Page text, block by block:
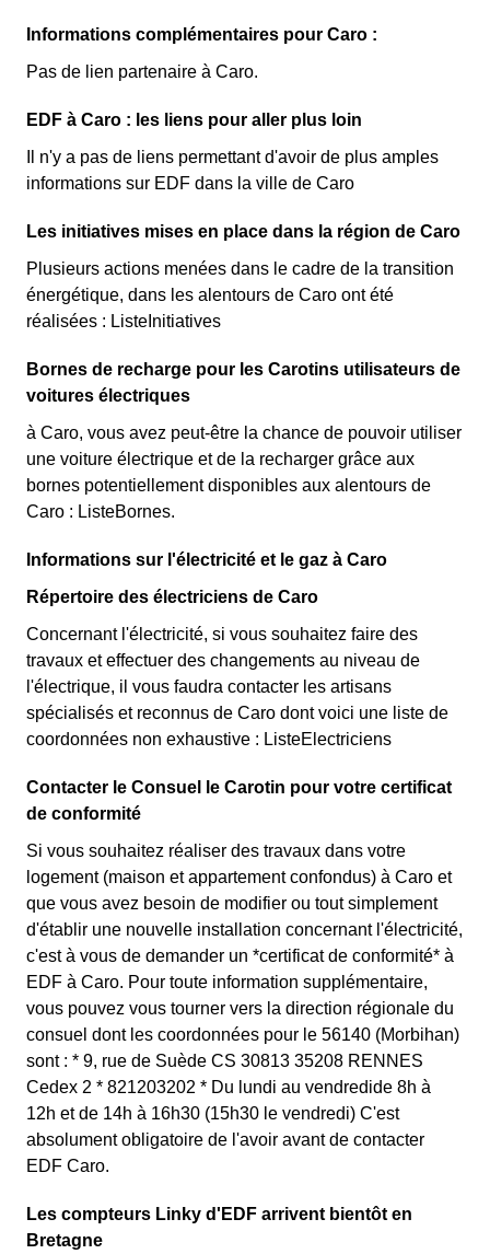
Informations complémentaires pour Caro :
Pas de lien partenaire à Caro.
EDF à Caro : les liens pour aller plus loin
Il n'y a pas de liens permettant d'avoir de plus amples
informations sur EDF dans la ville de Caro
Les initiatives mises en place dans la région de Caro
Plusieurs actions menées dans le cadre de la transition
énergétique, dans les alentours de Caro ont été
réalisées : ListeInitiatives
Bornes de recharge pour les Carotins utilisateurs de
voitures électriques
à Caro, vous avez peut-être la chance de pouvoir utiliser
une voiture électrique et de la recharger grâce aux
bornes potentiellement disponibles aux alentours de
Caro : ListeBornes.
Informations sur l'électricité et le gaz à Caro
Répertoire des électriciens de Caro
Concernant l'électricité, si vous souhaitez faire des
travaux et effectuer des changements au niveau de
l'électrique, il vous faudra contacter les artisans
spécialisés et reconnus de Caro dont voici une liste de
coordonnées non exhaustive : ListeElectriciens
Contacter le Consuel le Carotin pour votre certificat
de conformité
Si vous souhaitez réaliser des travaux dans votre
logement (maison et appartement confondus) à Caro et
que vous avez besoin de modifier ou tout simplement
d'établir une nouvelle installation concernant l'électricité,
c'est à vous de demander un *certificat de conformité* à
EDF à Caro. Pour toute information supplémentaire,
vous pouvez vous tourner vers la direction régionale du
consuel dont les coordonnées pour le 56140 (Morbihan)
sont : * 9, rue de Suède CS 30813 35208 RENNES
Cedex 2 * 821203202 * Du lundi au vendredide 8h à
12h et de 14h à 16h30 (15h30 le vendredi) C'est
absolument obligatoire de l'avoir avant de contacter
EDF Caro.
Les compteurs Linky d'EDF arrivent bientôt en
Bretagne